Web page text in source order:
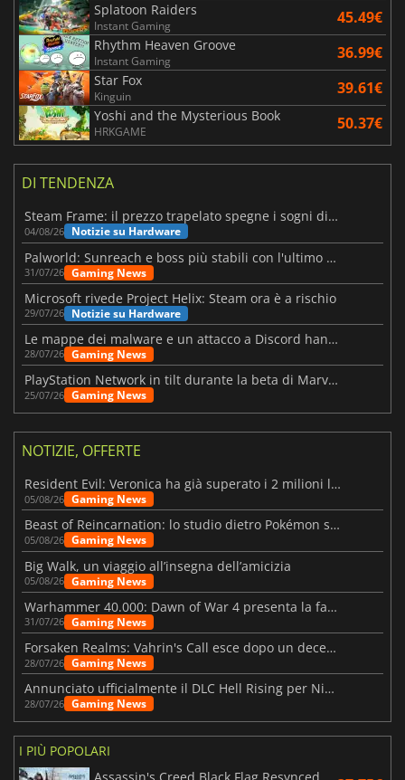
Splatoon Raiders
Instant Gaming 45.49€
Rhythm Heaven Groove
Instant Gaming 36.99€
Star Fox
Kinguin 39.61€
Yoshi and the Mysterious Book
HRKGAME 50.37€
DI TENDENZA
Steam Frame: il prezzo trapelato spegne i sogni di un VR economico
04/08/26 Notizie su Hardware
Palworld: Sunreach e boss più stabili con l'ultimo update
31/07/26 Gaming News
Microsoft rivede Project Helix: Steam ora è a rischio
29/07/26 Notizie su Hardware
Le mappe dei malware e un attacco a Discord hanno colpito Meccha Chameleon
28/07/26 Gaming News
PlayStation Network in tilt durante la beta di Marvel Tōkon
25/07/26 Gaming News
NOTIZIE, OFFERTE
Resident Evil: Veronica ha già superato i 2 milioni liste dei desideri
05/08/26 Gaming News
Beast of Reincarnation: lo studio dietro Pokémon su una nuova strada
05/08/26 Gaming News
Big Walk, un viaggio all’insegna dell’amicizia
05/08/26 Gaming News
Warhammer 40.000: Dawn of War 4 presenta la fazione dei Necron
31/07/26 Gaming News
Forsaken Realms: Vahrin's Call esce dopo un decennio di sviluppo
28/07/26 Gaming News
Annunciato ufficialmente il DLC Hell Rising per Nioh 3
28/07/26 Gaming News
I PIÙ POPOLARI